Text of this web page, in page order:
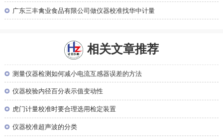
◎ 广东三丰禽业食品有限公司做仪器校准找华中计量
相关文章推荐
◎ 测量仪器检测如何减小电流互感器误差的方法
◎ 仪器校验内径百分表示值变动性
◎ 虎门计量校准时要合理选用检定装置
◎ 仪器校准超声波的分类